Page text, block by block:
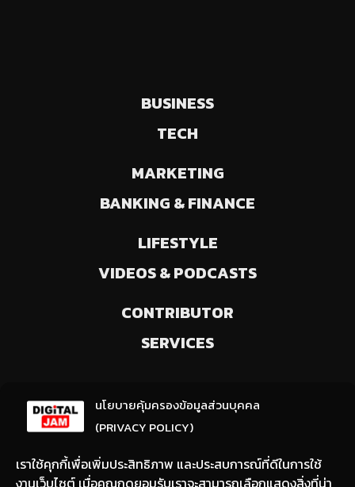
นโยบายคุ้มครองข้อมูลส่วนบุคคล
(PRIVACY POLICY)
เราใช้คุกกี้เพื่อเพิ่มประสิทธิภาพ และประสบการณ์ที่ดีในการใช้
งานเว็บไซต์ เมื่อคุณกดยอมรับเราจะสามารถเลือกแสดงสิ่งที่น่า
BUSINESS
TECH
MARKETING
BANKING & FINANCE
LIFESTYLE
VIDEOS & PODCASTS
CONTRIBUTOR
SERVICES
(ให้มีการเลือกความสนใจ / ชอบข่าวด้านใด)